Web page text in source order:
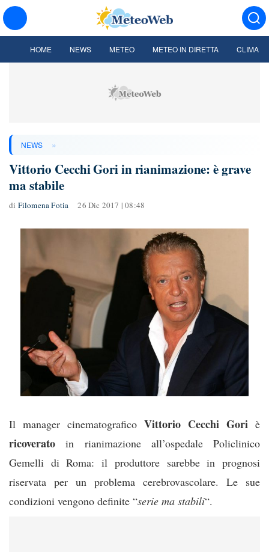
HOME NEWS METEO METEO IN DIRETTA CLIMA
NEWS »
Vittorio Cecchi Gori in rianimazione: è grave
ma stabile
di Filomena Fotia 26 Dic 2017 | 08:48
Il manager cinematografico Vittorio Cecchi Gori è
ricoverato in rianimazione all’ospedale Policlinico
Gemelli di Roma: il produttore sarebbe in prognosi
riservata per un problema cerebrovascolare. Le sue
condizioni vengono definite “serie ma stabili“.